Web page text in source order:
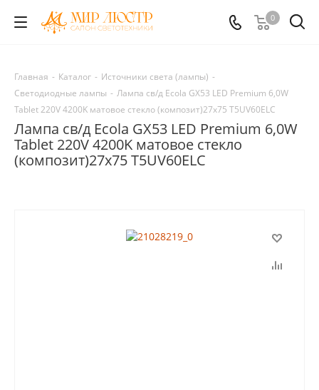
0
Главная - Каталог - Источники света (лампы) -
Светодиодные лампы - Лампа св/д Ecola GX53 LED Premium 6,0W
Tablet 220V 4200K матовое стекло (композит)27х75 T5UV60ELC
Лампа св/д Ecola GX53 LED Premium 6,0W
Tablet 220V 4200K матовое стекло
(композит)27х75 T5UV60ELC